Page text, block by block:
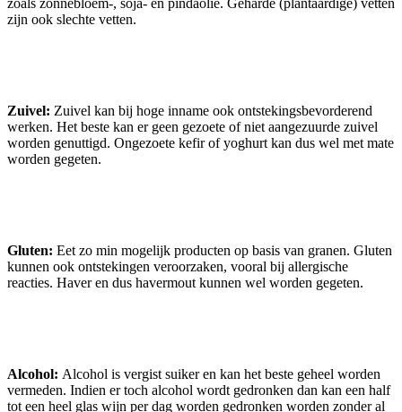
zijn ook slechte vetten.
Zuivel: Zuivel kan bij hoge inname ook ontstekingsbevorderend
werken. Het beste kan er geen gezoete of niet aangezuurde zuivel
worden genuttigd. Ongezoete kefir of yoghurt kan dus wel met mate
worden gegeten.
Gluten: Eet zo min mogelijk producten op basis van granen. Gluten
kunnen ook ontstekingen veroorzaken, vooral bij allergische
reacties. Haver en dus havermout kunnen wel worden gegeten.
Alcohol: Alcohol is vergist suiker en kan het beste geheel worden
vermeden. Indien er toch alcohol wordt gedronken dan kan een half
tot een heel glas wijn per dag worden gedronken worden zonder al